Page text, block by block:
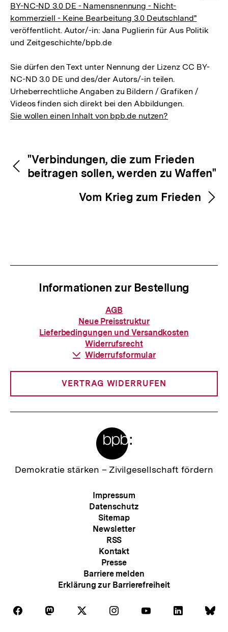
BY-NC-ND 3.0 DE - Namensnennung - Nicht-
kommerziell - Keine Bearbeitung 3.0 Deutschland"
veröffentlicht. Autor/-in: Jana Puglierin für Aus Politik
und Zeitgeschichte/bpb.de
Sie dürfen den Text unter Nennung der Lizenz CC BY-
NC-ND 3.0 DE und des/der Autors/-in teilen.
Urheberrechtliche Angaben zu Bildern / Grafiken /
Videos finden sich direkt bei den Abbildungen.
Sie wollen einen Inhalt von bpb.de nutzen?
Inhaltsnavigation
Inhaltsnavigation
"Verbindungen, die zum Frieden
beitragen sollen, werden zu Waffen"
Vom Krieg zum Frieden
Informationen zur Bestellung
Informationen
zur
Bestellung
AGB
Neue Preisstruktur
Lieferbedingungen und Versandkosten
Widerrufsrecht
Download-
Widerrufsformular
VERTRAG WIDERRUFEN
Zur
Demokratie stärken – Zivilgesellschaft fördern
Meta-
Navigation
Impressum
Datenschutz
Sitemap
Newsletter
RSS
Kontakt
Presse
Barriere melden
Erklärung zur Barrierefreiheit
Folgen
Auf
Folgen Folgen Folgen
Auf
Folgen Folgen